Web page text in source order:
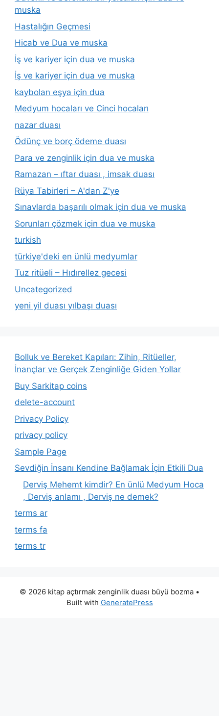
muska
Hastalığın Geçmesi
Hicab ve Dua ve muska
İş ve kariyer için dua ve muska
İş ve kariyer için dua ve muska
kaybolan eşya için dua
Medyum hocaları ve Cinci hocaları
nazar duası
Ödünç ve borç ödeme duası
Para ve zenginlik için dua ve muska
Ramazan – ıftar duası , imsak duası
Rüya Tabirleri – A'dan Z'ye
Sınavlarda başarılı olmak için dua ve muska
Sorunları çözmek için dua ve muska
turkish
türkiye'deki en ünlü medyumlar
Tuz ritüeli – Hıdırellez gecesi
Uncategorized
yeni yil duası yılbaşı duası
Bolluk ve Bereket Kapıları: Zihin, Ritüeller,
İnançlar ve Gerçek Zenginliğe Giden Yollar
Buy Sarkitap coins
delete-account
Privacy Policy
privacy policy
Sample Page
Sevdiğin İnsanı Kendine Bağlamak İçin Etkili Dua
Derviş Mehemt kimdir? En ünlü Medyum Hoca
, Derviş anlamı , Derviş ne demek?
terms ar
terms fa
terms tr
© 2026 kitap açtırmak zenginlik duası büyü bozma •
Built with GeneratePress